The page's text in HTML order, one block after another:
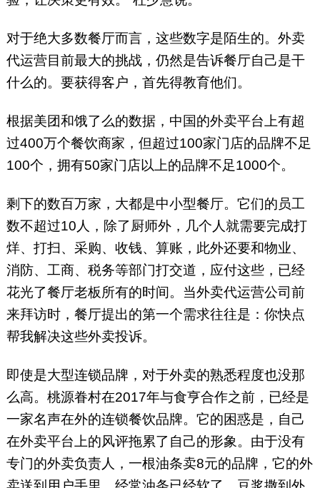
对于绝大多数餐厅而言，这些数字是陌生的。外卖
代运营目前最大的挑战，仍然是告诉餐厅自己是干
什么的。要获得客户，首先得教育他们。
根据美团和饿了么的数据，中国的外卖平台上有超
过400万个餐饮商家，但超过100家门店的品牌不足
100个，拥有50家门店以上的品牌不足1000个。
剩下的数百万家，大都是中小型餐厅。它们的员工
数不超过10人，除了厨师外，几个人就需要完成打
烊、打扫、采购、收钱、算账，此外还要和物业、
消防、工商、税务等部门打交道，应付这些，已经
花光了餐厅老板所有的时间。当外卖代运营公司前
来拜访时，餐厅提出的第一个需求往往是：你快点
帮我解决这些外卖投诉。
即使是大型连锁品牌，对于外卖的熟悉程度也没那
么高。桃源眷村在2017年与食亨合作之前，已经是
一家名声在外的连锁餐饮品牌。它的困惑是，自己
在外卖平台上的风评拖累了自己的形象。由于没有
专门的外卖负责人，一根油条卖8元的品牌，它的外